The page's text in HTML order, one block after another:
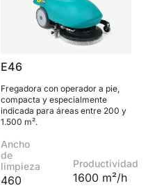
7500 m²/h
8800 m²/h
E46
Fregadora con operador a pie,
compacta y especialmente
indicada para áreas entre 200 y
1.500 m².
Ancho
de
limpieza
460
Productividad
1600 m²/h